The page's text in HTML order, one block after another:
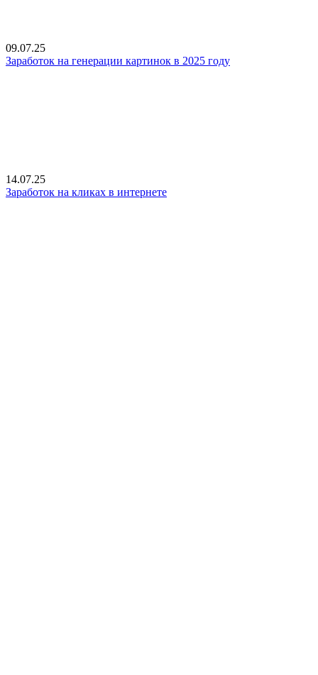
09.07.25
Заработок на генерации картинок в 2025 году
14.07.25
Заработок на кликах в интернете